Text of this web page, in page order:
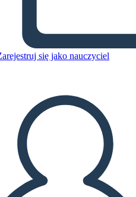
się jako nauczyciel
y Escaleras
SCENORYS
POKAZU SLAJDÓW
PRZECZYTAJ MI